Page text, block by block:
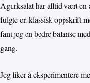
Agurksalat har alltid vært en
fulgte en klassisk oppskrift
fant jeg en bedre balanse
gang.
Jeg liker å eksperimentere